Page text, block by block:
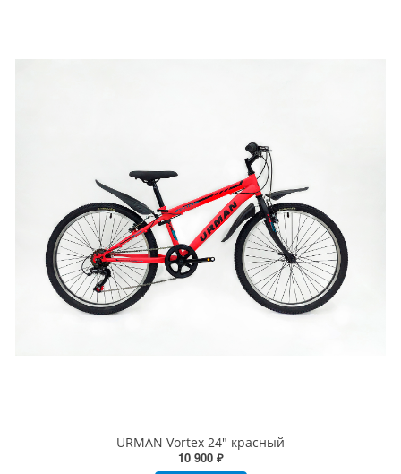
URMAN Vortex 24" красный
10 900 ₽